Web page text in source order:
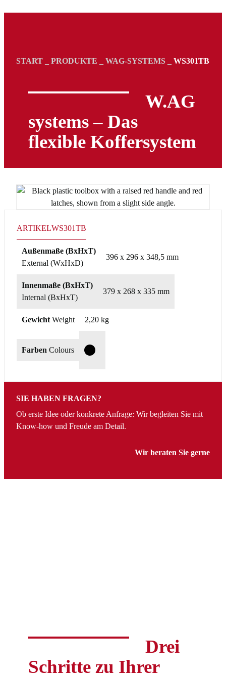
START PRODUKTE WAG-SYSTEMS WS301TB
W.AG
systems – Das
flexible Koffersystem
ARTIKELWS301TB
Außenmaße (BxHxT)
External (WxHxD)
396 x 296 x 348,5 mm
Innenmaße (BxHxT)
Internal (BxHxT)
379 x 268 x 335 mm
Gewicht Weight 2,20 kg
Farben Colours
SIE HABEN FRAGEN?
Ob erste Idee oder konkrete Anfrage: Wir begleiten Sie mit
Know-how und Freude am Detail.
Wir beraten Sie gerne
Drei
Schritte zu Ihrer